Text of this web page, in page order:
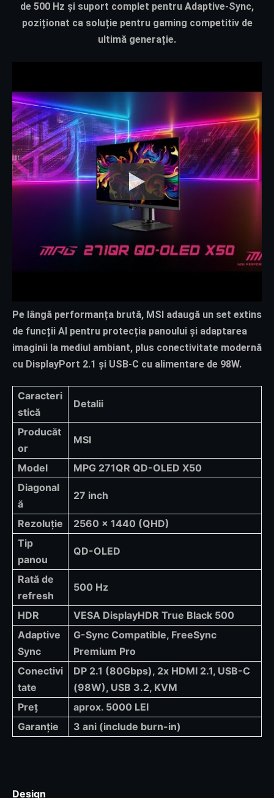
de 500 Hz și suport complet pentru Adaptive-Sync,
poziționat ca soluție pentru gaming competitiv de
ultimă generație.
Pe lângă performanța brută, MSI adaugă un set extins
de funcții AI pentru protecția panoului și adaptarea
imaginii la mediul ambiant, plus conectivitate modernă
cu DisplayPort 2.1 și USB-C cu alimentare de 98W.
Caracteri
stică
Detalii
Producăt
or
MSI
Model
MPG 271QR QD-OLED X50
Diagonal
ă
27 inch
Rezoluție
2560 x 1440 (QHD)
Tip
panou
QD-OLED
Rată de
refresh
500 Hz
HDR
VESA DisplayHDR True Black 500
Adaptive
Sync
G-Sync Compatible, FreeSync
Premium Pro
Conectivi
tate
DP 2.1 (80Gbps), 2x HDMI 2.1, USB-C
(98W), USB 3.2, KVM
Preț
aprox. 5000 LEI
Garanție
3 ani (include burn-in)
Design